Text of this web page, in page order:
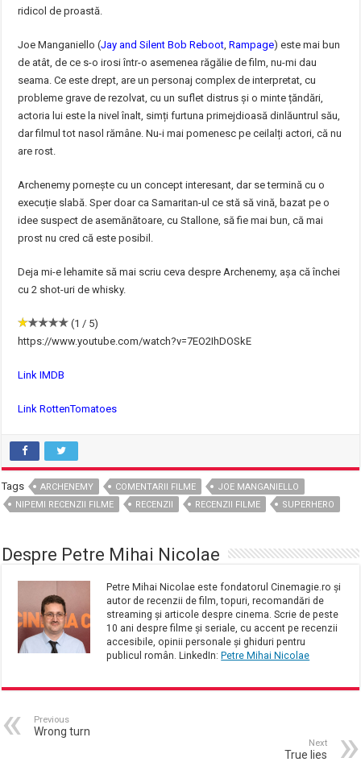
ridicol de proastă.
Joe Manganiello (Jay and Silent Bob Reboot,Rampage) este mai bun
de atât, de ce s-o irosi într-o asemenea răgălie de film, nu-mi dau
seama. Ce este drept, are un personaj complex de interpretat, cu
probleme grave de rezolvat, cu un suflet distrus și o minte țăndări,
actoria lui este la nivel înalt, simți furtuna primejdioasă dinlăuntrul său,
dar filmul tot nasol rămâne. Nu-i mai pomenesc pe ceilalți actori, că nu
are rost.
Archenemy pornește cu un concept interesant, dar se termină cu o
execuție slabă. Sper doar ca Samaritan-ul ce stă să vină, bazat pe o
idee suspect de asemănătoare, cu Stallone, să fie mai bun, că mai
prost nu cred că este posibil.
Deja mi-e lehamite să mai scriu ceva despre Archenemy, așa că închei
cu 2 shot-uri de whisky.
(1 / 5)
https://www.youtube.com/watch?v=7EO2IhDOSkE
Link IMDB
Link RottenTomatoes
Tags ARCHENEMY COMENTARII FILME
JOE MANGANIELLO
NIPEMI RECENZII FILME
RECENZII RECENZII FILME SUPERHERO
Despre Petre Mihai Nicolae
Petre Mihai Nicolae este fondatorul Cinemagie.ro și
autor de recenzii de film, topuri, recomandări de
streaming și articole despre cinema. Scrie de peste
10 ani despre filme și seriale, cu accent pe recenzii
accesibile, opinii personale și ghiduri pentru
publicul român. LinkedIn: Petre Mihai Nicolae
Previous
Wrong turn
Next
True lies